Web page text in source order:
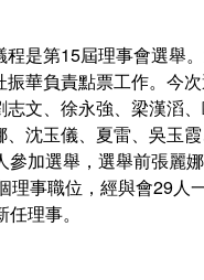
是第15屆理事會選舉
華負責點票工作。今
文、徐永強、梁漢滔
沈玉儀、夏雷、吳玉
加選舉，選舉前張麗
理事職位，經與會29人
理事。